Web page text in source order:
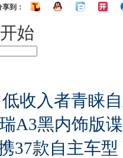
享到：
始
收入者青睐
A3黑内饰版
37款自主车